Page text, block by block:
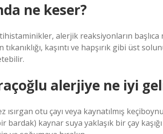
ne keser?
alerjik reaksiyonların başlıca
kaşıntı ve hapşırık gibi üst
alerjiye ne iyi
ısırgan otu çayı veya kaynatılmış
kaynar suya yaklaşık bir çay kaşığı